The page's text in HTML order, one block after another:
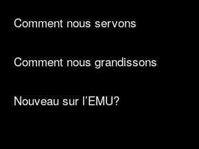
Comment nous servons
Comment nous grandissons
Nouveau sur l’EMU?